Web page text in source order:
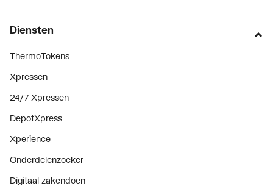
Diensten
ThermoTokens
Xpressen
24/7 Xpressen
DepotXpress
Xperience
Onderdelenzoeker
Digitaal zakendoen